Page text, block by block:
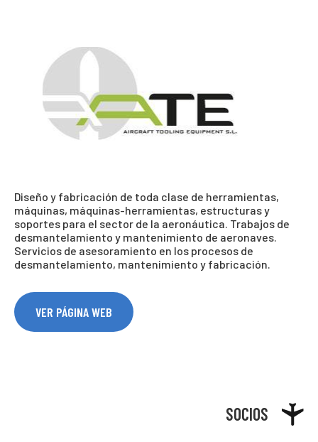
Diseño y fabricación de toda clase de herramientas,
máquinas, máquinas-herramientas, estructuras y
soportes para el sector de la aeronáutica. Trabajos de
desmantelamiento y mantenimiento de aeronaves.
Servicios de asesoramiento en los procesos de
desmantelamiento, mantenimiento y fabricación.
VER PÁGINA WEB
SOCIOS